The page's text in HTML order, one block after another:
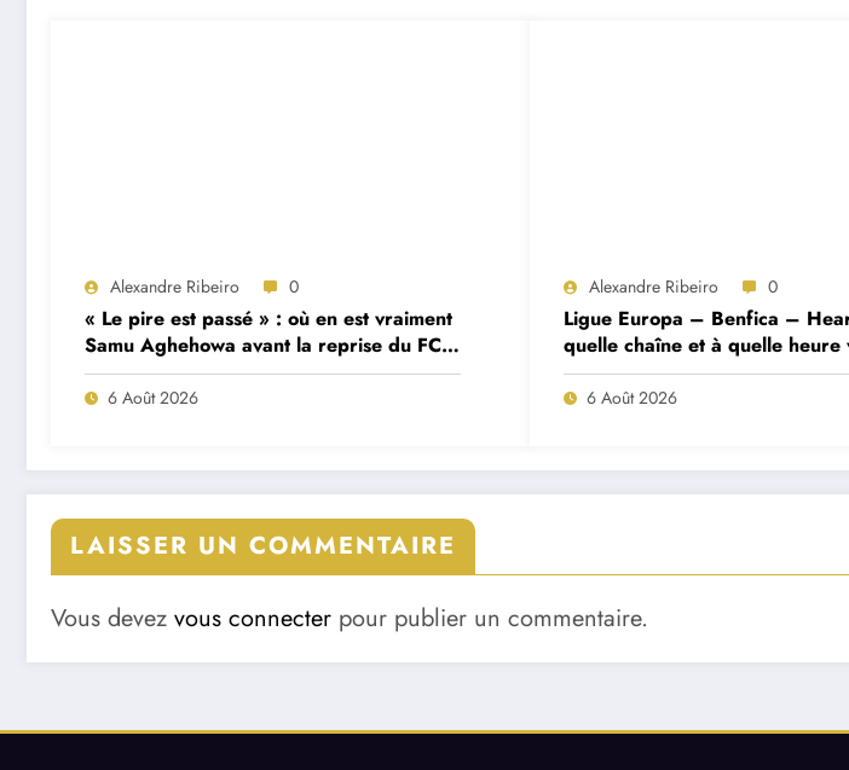
Alexandre Ribeiro 0
« Le pire est passé » : où en est vraiment
Samu Aghehowa avant la reprise du FC
Porto ?
6 Août 2026
Alexandre Ribeiro 0
Ligue Europa – Benfica –
quelle chaîne et à quelle heure
match ?
6 Août 2026
LAISSER UN COMMENTAIRE
Vous devez vous connecter pour publier un commentaire.